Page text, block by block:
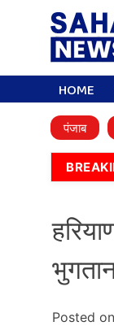
HOME
पंजाब
पब्लिक स्कूलों में
Posted on